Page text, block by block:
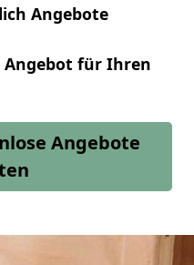
Angebote
Angebot für Ihren
Angebote